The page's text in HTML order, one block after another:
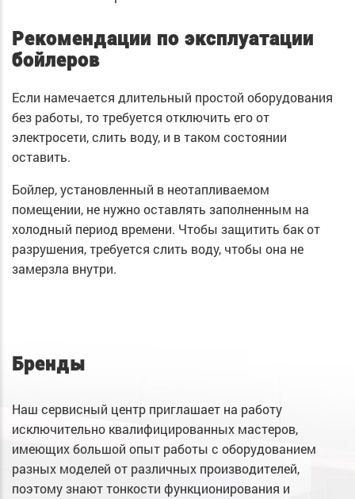
Рекомендации по эксплуатации
бойлеров
Если намечается длительный простой оборудования
без работы, то требуется отключить его от
электросети, слить воду, и в таком состоянии
оставить.
Бойлер, установленный в неотапливаемом
помещении, не нужно оставлять заполненным на
холодный период времени. Чтобы защитить бак от
разрушения, требуется слить воду, чтобы она не
замерзла внутри.
Бренды
Наш сервисный центр приглашает на работу
исключительно квалифицированных мастеров,
имеющих большой опыт работы с оборудованием
разных моделей от различных производителей,
поэтому знают тонкости функционирования и